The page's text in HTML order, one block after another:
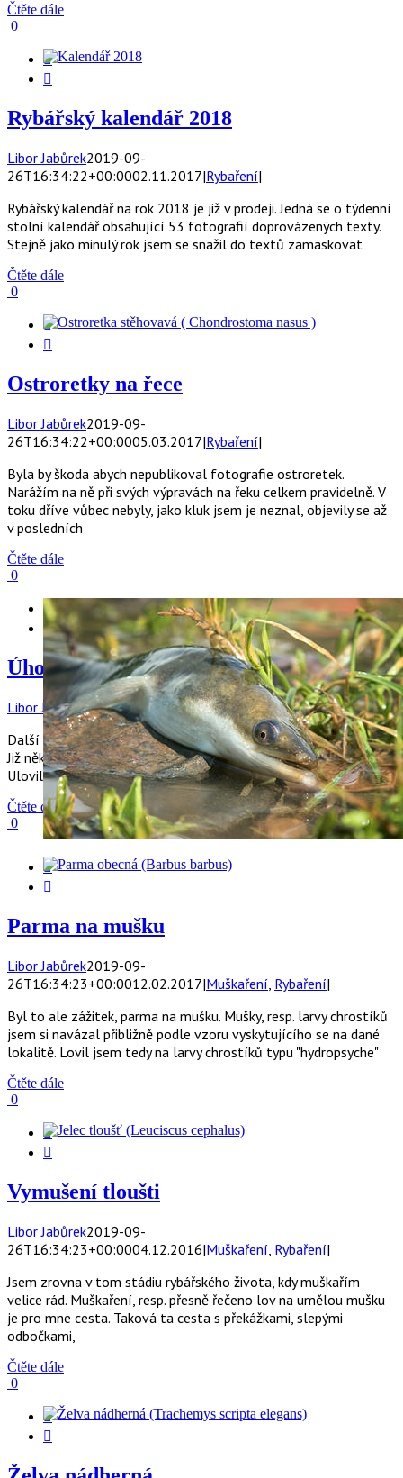
Čtěte dále
0


Rybářský kalendář 2018
Libor Jabůrek2019-09-
26T16:34:22+00:0002.11.2017|Rybaření|
Rybářský kalendář na rok 2018 je již v prodeji. Jedná se o týdenní
stolní kalendář obsahující 53 fotografií doprovázených texty.
Stejně jako minulý rok jsem se snažil do textů zamaskovat
Čtěte dále
0


Ostroretky na řece
Libor Jabůrek2019-09-
26T16:34:22+00:0005.03.2017|Rybaření|
Byla by škoda abych nepublikoval fotografie ostroretek.
Narážím na ně při svých výpravách na řeku celkem pravidelně. V
toku dříve vůbec nebyly, jako kluk jsem je neznal, objevily se až
v posledních
Čtěte dále
0


Úhoř říční za sluníčka
Libor Jabůrek2019-09-26T16:34:22+00:0012.02.2017|Rybaření|
Další úhoř ulovený za plného sluníčka v teplém červnovém dni.
Již několikrát se mi vyvrátilo tvrzení, že úhoř je jen noční ryba.
Ulovil jsem jich za bílého dne již několik
Čtěte dále
0


Parma na mušku
Libor Jabůrek2019-09-
26T16:34:23+00:0012.02.2017|Muškaření Rybaření|
Byl to ale zážitek, parma na mušku. Mušky, resp. larvy chrostíků
jsem si navázal přibližně podle vzoru vyskytujícího se na dané
lokalitě. Lovil jsem tedy na larvy chrostíků typu "hydropsyche"
Čtěte dále
0


Vymušení tloušti
Libor Jabůrek2019-09-
26T16:34:23+00:0004.12.2016|Muškaření Rybaření|
Jsem zrovna v tom stádiu rybářského života, kdy muškařím
velice rád. Muškaření, resp. přesně řečeno lov na umělou mušku
je pro mne cesta. Taková ta cesta s překážkami, slepými
odbočkami,
Čtěte dále
0

